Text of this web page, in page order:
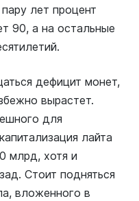
лет процент
90, а на остальные
дефицит монет,
вырастет.
для
лайта
млрд, хотя и
Стоит подняться
вложенного в